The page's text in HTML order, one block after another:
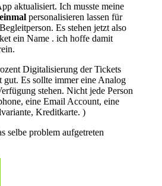
aktualisiert. Ich musste meine
personalisieren lassen für
Es stehen jetzt also
ein Name . ich hoffe damit
Digitalisierung der Tickets
gut. Es sollte immer eine Analog
stehen. Nicht jede Person
eine Email Account, eine
Kreditkarte. )
selbe problem aufgetreten